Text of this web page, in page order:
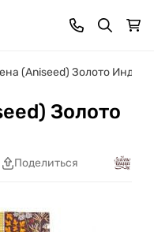
(Aniseed) Золото Индии,
Золото
Поделиться